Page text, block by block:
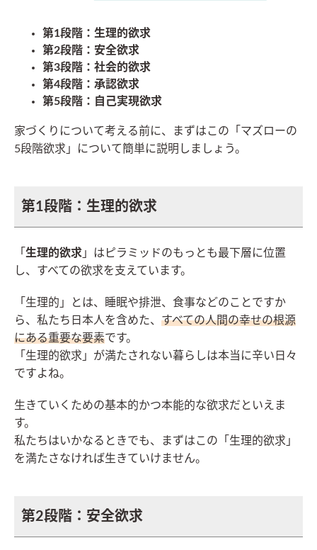
第1段階：生理的欲求
第2段階：安全欲求
第3段階：社会的欲求
第4段階：承認欲求
第5段階：自己実現欲求
家づくりについて考える前に、まずはこの「マズローの
5段階欲求」について簡単に説明しましょう。
第1段階：生理的欲求
「 生理的欲求 」はピラミッドのもっとも最下層に位置
し、すべての欲求を支えています。
「生理的」とは、睡眠や排泄、食事などのことですか
ら、私たち日本人を含めた、 すべての人間の幸せの根源
にある重要な要素です。
「生理的欲求」が満たされない暮らしは本当に辛い日々
ですよね。
生きていくための基本的かつ本能的な欲求だといえま
す。
私たちはいかなるときでも、まずはこの「生理的欲求」
を満たさなければ生きていけません。
第2段階：安全欲求